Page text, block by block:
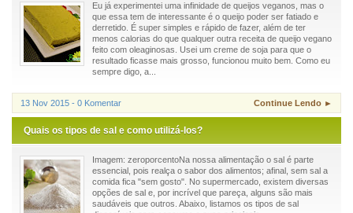
Eu já experimentei uma infinidade de queijos veganos, mas o
que essa tem de interessante é o queijo poder ser fatiado e
derretido. É super simples e rápido de fazer, além de ter
menos calorias do que qualquer outra receita de queijo vegano
feito com oleaginosas. Usei um creme de soja para que o
resultado ficasse mais grosso, funcionou muito bem. Como eu
sempre digo, a...
13 Nov 2015 - 0 Komentar Continue Lendo ►
Quais os tipos de sal e como utilizá-los?
Imagem: zeroporcentoNa nossa alimentação o sal é parte
essencial, pois realça o sabor dos alimentos; afinal, sem sal a
comida fica "sem gosto". No supermercado, existem diversas
opções de sal e, por incrível que pareça, alguns são mais
saudáveis que outros. Abaixo, listamos os tipos de sal